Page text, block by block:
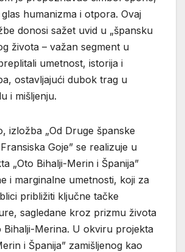
humanizma i otpora. Ovaj
donosi sažet uvid u „špansku
života – važan segment u
umetnost, istorija i
ostavljajući dubok trag u
i mišljenju.
izložba „Od Druge španske
Goje” se realizuje u
„Oto Bihalji-Merin i Španija”
i marginalne umetnosti, koji za
približiti ključne tačke
sagledane kroz prizmu života
Bihalji-Merina. U okviru projekta
i Španija” zamišljenog kao